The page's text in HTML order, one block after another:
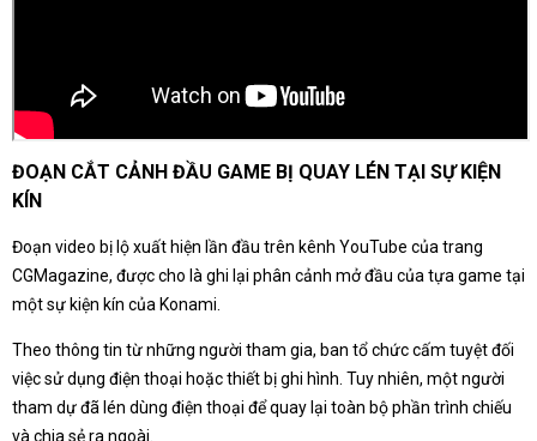
ĐOẠN CẮT CẢNH ĐẦU GAME BỊ QUAY LÉN TẠI SỰ KIỆN
KÍN
Đoạn video bị lộ xuất hiện lần đầu trên kênh YouTube của trang
CGMagazine, được cho là ghi lại phân cảnh mở đầu của tựa game tại
một sự kiện kín của Konami.
Theo thông tin từ những người tham gia, ban tổ chức cấm tuyệt đối
việc sử dụng điện thoại hoặc thiết bị ghi hình. Tuy nhiên, một người
tham dự đã lén dùng điện thoại để quay lại toàn bộ phần trình chiếu
và chia sẻ ra ngoài.